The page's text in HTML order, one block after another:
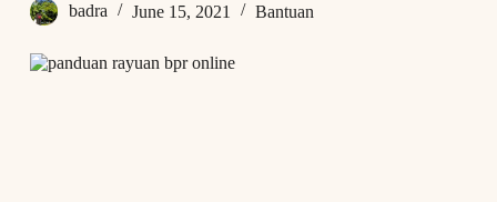
n
badra June 15, 2021 Bantuan